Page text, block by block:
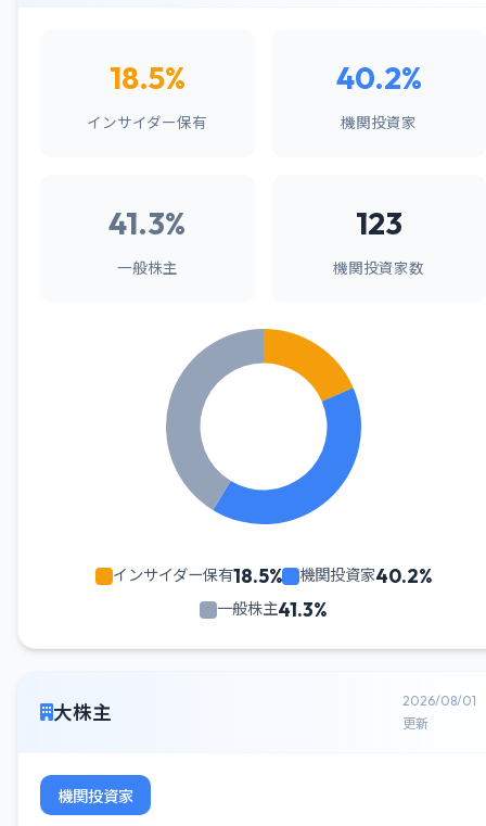
18.5%
インサイダー保有
40.2%
機関投資家
41.3%
一般株主
123
機関投資家数
インサイダー保有18.5% 機関投資家40.2%
一般株主41.3%
大株主
2026/08/01
更新
機関投資家